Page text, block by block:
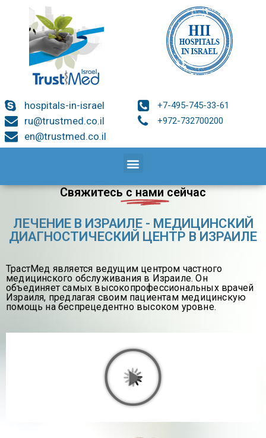
hospitals-in-israel
ru@trustmed.co.il
en@trustmed.co.il
+7-495-745-33-61
+972-732700200
Свяжитесьс нами сейчас
ЛЕЧЕНИЕ В ИЗРАИЛЕ - МЕДИЦИНСКИЙ
ДИАГНОСТИЧЕСКИЙ ЦЕНТР В ИЗРАИЛЕ
ТрастМед является ведущим центром частного
медицинского обслуживания в Израиле. Он
объединяет самых высокопрофессиональных врачей
Израиля, предлагая своим пациентам медицинскую
помощь на беспрецедентно высоком уровне.